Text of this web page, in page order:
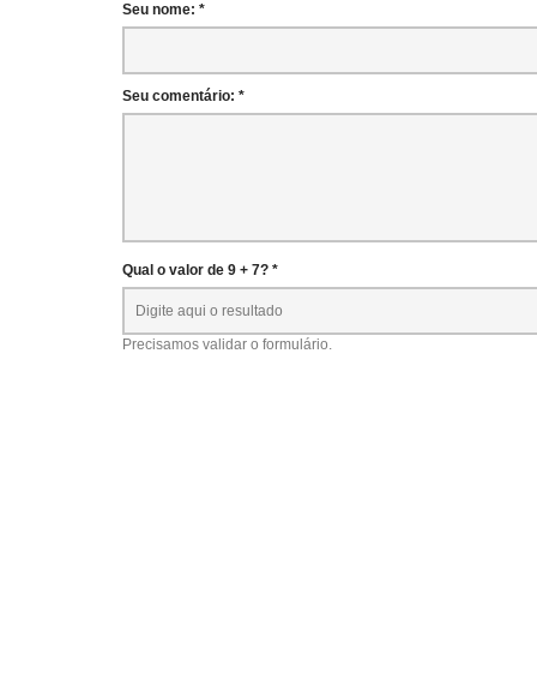
Seu nome: *
Seu comentário: *
Qual o valor de 9 + 7? *
Precisamos validar o formulário.